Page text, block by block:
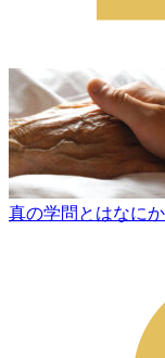
真の学問とはなに